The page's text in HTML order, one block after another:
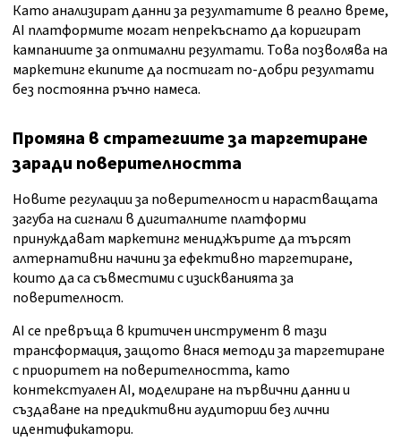
Като анализират данни за резултатите в реално време,
AI платформите могат непрекъснато да коригират
кампаниите за оптимални резултати. Това позволява на
маркетинг екипите да постигат по-добри резултати
без постоянна ръчно намеса.
Промяна в стратегиите за таргетиране
заради поверителността
Новите регулации за поверителност и нарастващата
загуба на сигнали в дигиталните платформи
принуждават маркетинг мениджърите да търсят
алтернативни начини за ефективно таргетиране,
които да са съвместими с изискванията за
поверителност.
AI се превръща в критичен инструмент в тази
трансформация, защото внася методи за таргетиране
с приоритет на поверителността, като
контекстуален AI, моделиране на първични данни и
създаване на предиктивни аудитории без лични
идентификатори.